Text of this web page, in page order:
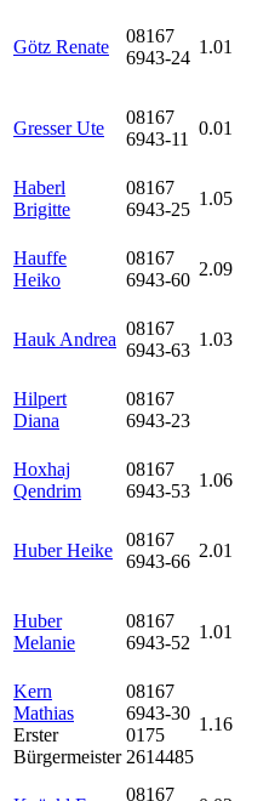
Götz Renate
08167
6943-24
1.01
Gresser Ute
08167
6943-11
0.01
Haberl
Brigitte
08167
6943-25
1.05
Hauffe
Heiko
08167
6943-60
2.09
Hauk Andrea
08167
6943-63
1.03
Hilpert
Diana
08167
6943-23
Hoxhaj
Qendrim
08167
6943-53
1.06
Huber Heike
08167
6943-66
2.01
Huber
Melanie
08167
6943-52
1.01
Kern
Mathias
Erster
Bürgermeister
08167
6943-30
0175
2614485
1.16
08167